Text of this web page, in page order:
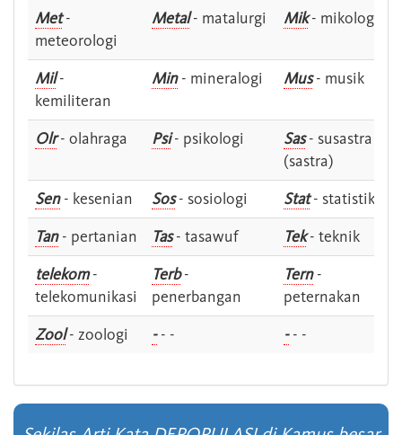
Met-
meteorologi
Metal- matalurgi Mik- mikologi
Mil-
kemiliteran
Min- mineralogi Mus- musik
Olr- olahraga Psi- psikologi Sas- susastra -
(sastra)
Sen- kesenian Sos- sosiologi Stat- statistik
Tan- pertanian Tas- tasawuf Tek- teknik
telekom-
telekomunikasi
Terb-
penerbangan
Tern-
peternakan
Zool- zoologi -- - -- -